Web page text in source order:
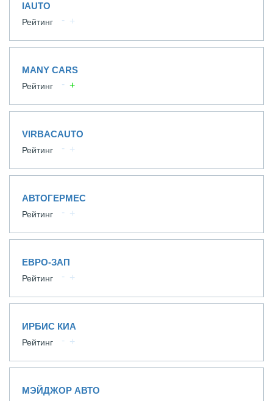
IAUTO
Рейтинг
MANY CARS
Рейтинг
VIRBACAUTO
Рейтинг
АВТОГЕРМЕС
Рейтинг
ЕВРО-ЗАП
Рейтинг
ИРБИС КИА
Рейтинг
МЭЙДЖОР АВТО